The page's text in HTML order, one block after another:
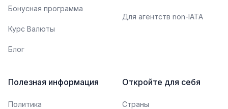
Бонусная программа
Курс Валюты
Блог
Для агентств non-IATA
Полезная информация
Политика
Откройте для себя
Страны